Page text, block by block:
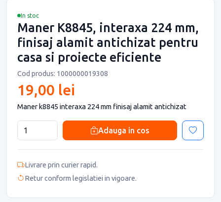
In stoc
Maner K8845, interaxa 224 mm,
finisaj alamit antichizat pentru
casa si proiecte eficiente
Cod produs: 1000000019308
19,00 lei
Maner k8845 interaxa 224 mm finisaj alamit antichizat
Adauga in cos
Livrare prin curier rapid.
Retur conform legislatiei in vigoare.